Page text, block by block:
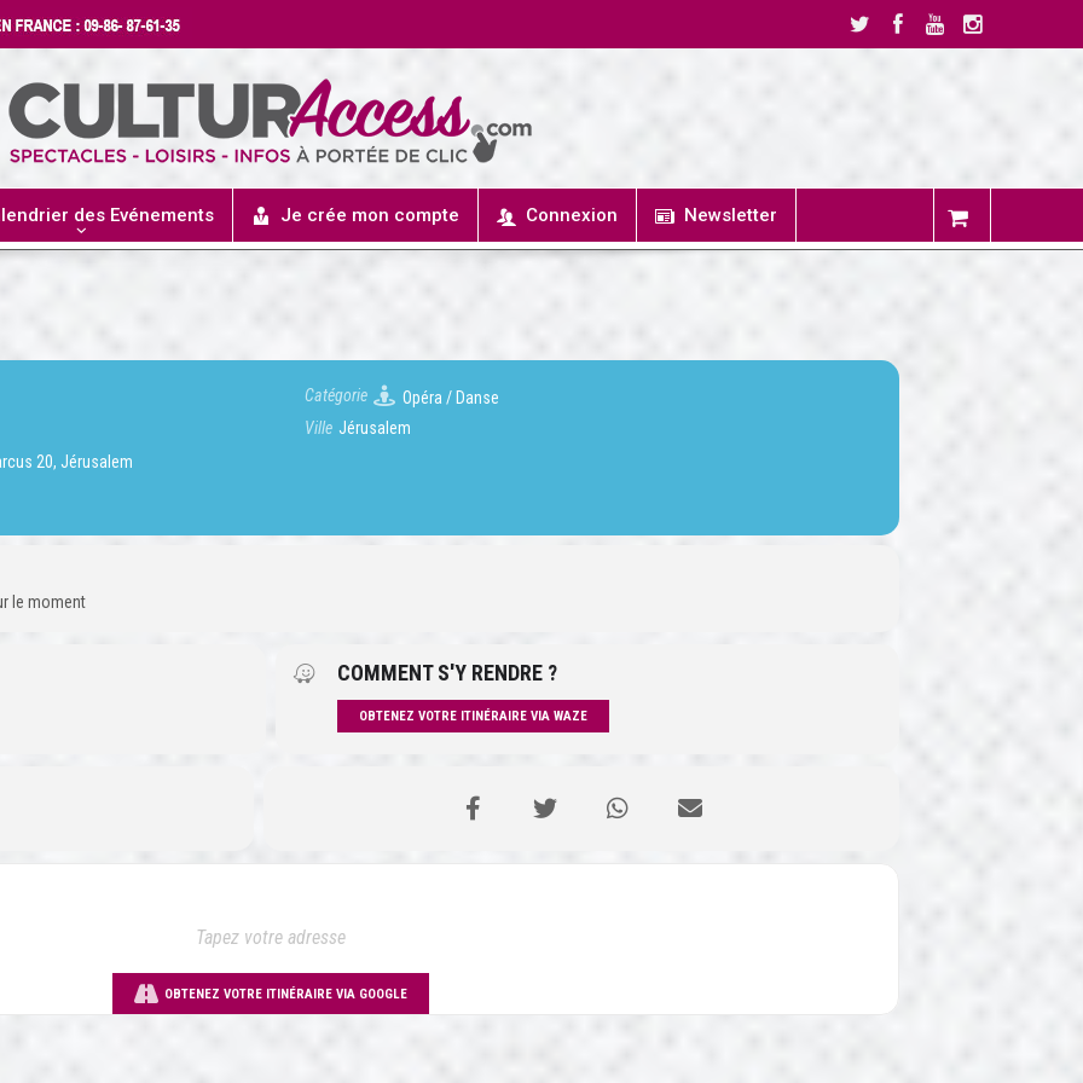
des Evénements Je crée mon compte Connexion Newsletter
20, Jérusalem
Catégorie
Opéra / Danse
Ville Jérusalem
le moment
COMMENT S'Y RENDRE ?
OBTENEZ VOTRE ITINÉRAIRE VIA WAZE
OBTENEZ VOTRE ITINÉRAIRE VIA GOOGLE